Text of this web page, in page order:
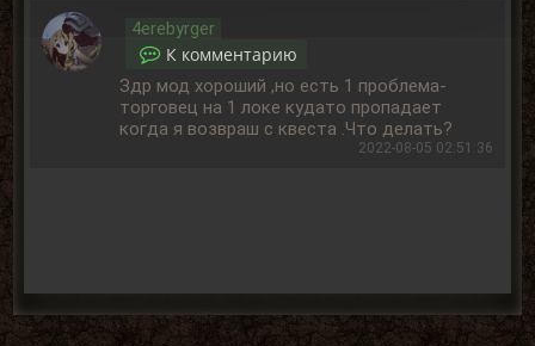
4erebyrger
К комментарию
Здр мод хороший ,но есть 1 проблема-
торговец на 1 локе кудато пропадает
когда я возвраш с квеста .Что делать?
2022-08-05 02:51:36